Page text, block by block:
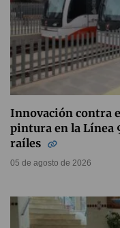
Innovación contra
pintura en la Línea
raíles
05 de agosto de 2026